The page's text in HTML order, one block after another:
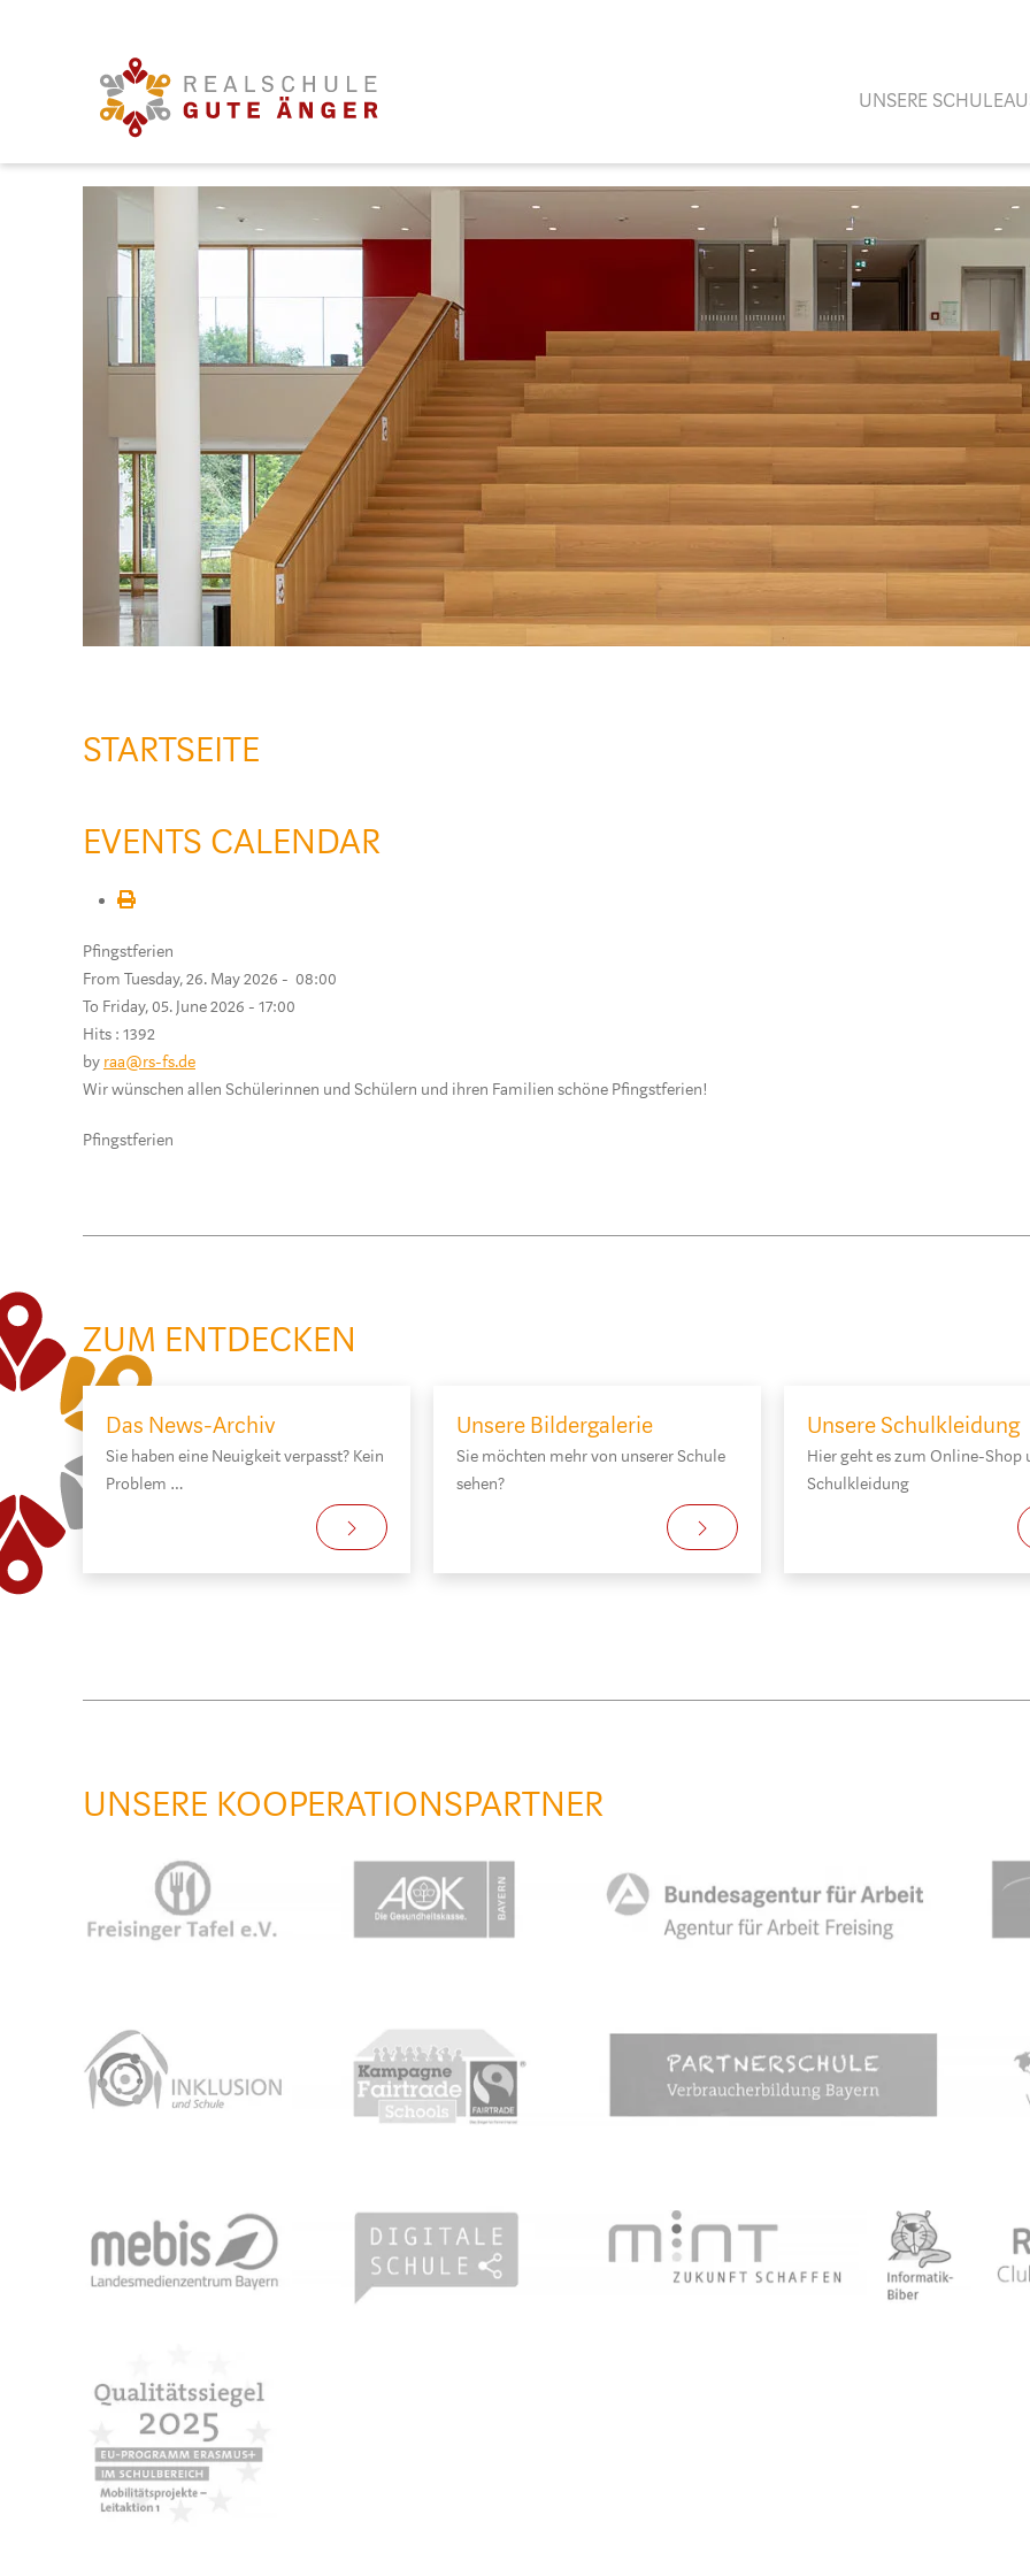
UNSERE SCHULE
STARTSEITE
EVENTS CALENDAR
Pfingstferien
From Tuesday, 26. May 2026 - 08:00
To Friday, 05. June 2026 - 17:00
Hits : 1392
by raa@rs-fs.de
Wir wünschen allen Schülerinnen und Schülern und ihren Familien schöne Pfingstferien!
Pfingstferien
ZUM ENTDECKEN
Das News-Archiv
Sie haben eine Neuigkeit verpasst? Kein
Problem …
Unsere Bildergalerie
Sie möchten mehr von unserer Schule
sehen?
Unsere Schulkleidung
Hier geht es zum Online-Shop
Schulkleidung
UNSERE KOOPERATIONSPARTNER